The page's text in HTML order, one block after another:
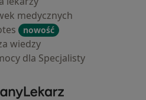
medycznych
nowość
wiedzy
dla Specjalisty
ZnanyLekarz - Strona główna